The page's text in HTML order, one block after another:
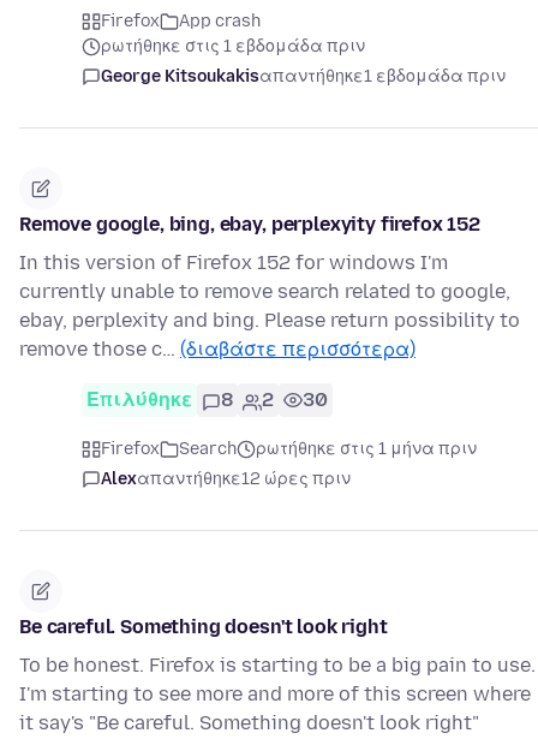
Firefox
App crash
ρωτήθηκε στις 1 εβδομάδα πριν
George Kitsoukakisαπαντήθηκε1 εβδομάδα πριν
Remove google, bing, ebay, perplexyity firefox 152
In this version of Firefox 152 for windows I'm
currently unable to remove search related to google,
ebay, perplexity and bing. Please return possibility to
remove those c… (διαβάστε περισσότερα)
Επιλύθηκε 8 2 30
Firefox Search
ρωτήθηκε στις 1 μήνα πριν
Alexαπαντήθηκε12 ώρες πριν
Be careful. Something doesn't look right
To be honest. Firefox is starting to be a big pain to use.
I'm starting to see more and more of this screen where
it say's "Be careful. Something doesn't look right"